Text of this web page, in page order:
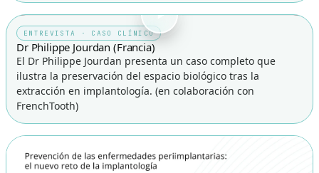
ENTREVISTA · CASO CLÍNICO
Dr Philippe Jourdan (Francia)
El Dr Philippe Jourdan presenta un caso completo que
ilustra la preservación del espacio biológico tras la
extracción en implantología. (en colaboración con
FrenchTooth)